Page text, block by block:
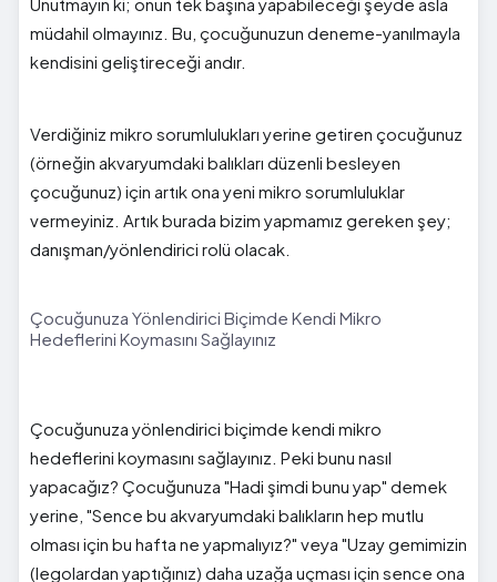
müdahil olmayınız. Bu, çocuğunuzun deneme-yanılmayla
kendisini geliştireceği andır.
Verdiğiniz mikro sorumlulukları yerine getiren çocuğunuz
(örneğin akvaryumdaki balıkları düzenli besleyen
çocuğunuz) için artık ona yeni mikro sorumluluklar
vermeyiniz. Artık burada bizim yapmamız gereken şey;
danışman/yönlendirici rolü olacak.
Çocuğunuza Yönlendirici Biçimde Kendi Mikro
Hedeflerini Koymasını Sağlayınız
Çocuğunuza yönlendirici biçimde kendi mikro
hedeflerini koymasını sağlayınız. Peki bunu nasıl
yapacağız? Çocuğunuza "Hadi şimdi bunu yap" demek
yerine, "Sence bu akvaryumdaki balıkların hep mutlu
olması için bu hafta ne yapmalıyız?" veya "Uzay gemimizin
(legolardan yaptığınız) daha uzağa uçması için sence ona